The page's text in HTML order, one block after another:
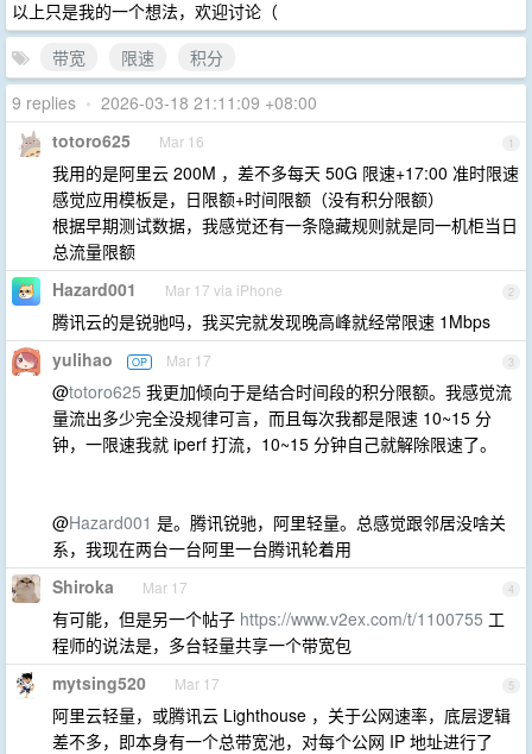
以上只是我的一个想法，欢迎讨论（
带宽
限速
积分
9 replies • 2026-03-18 21:11:09 +08:00
1
totoro625 Mar 16
我用的是阿里云 200M ，差不多每天 50G 限速+17:00 准时限速
感觉应用模板是，日限额+时间限额（没有积分限额）
根据早期测试数据，我感觉还有一条隐藏规则就是同一机柜当日
总流量限额
2
Hazard001 Mar 17 via iPhone
腾讯云的是锐驰吗，我买完就发现晚高峰就经常限速 1Mbps
3
yulihao OP Mar 17
@totoro625 我更加倾向于是结合时间段的积分限额。我感觉流
量流出多少完全没规律可言，而且每次我都是限速 10~15 分
钟，一限速我就 iperf 打流，10~15 分钟自己就解除限速了。
@Hazard001 是。腾讯锐驰，阿里轻量。总感觉跟邻居没啥关
系，我现在两台一台阿里一台腾讯轮着用
4
Shiroka Mar 17
有可能，但是另一个帖子 https://www.v2ex.com/t/1100755 工
程师的说法是，多台轻量共享一个带宽包
5
mytsing520 Mar 17
阿里云轻量，或腾讯云 Lighthouse ，关于公网速率，底层逻辑
差不多，即本身有一个总带宽池，对每个公网 IP 地址进行了